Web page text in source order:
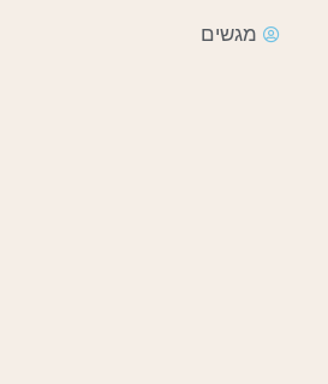
מגשים